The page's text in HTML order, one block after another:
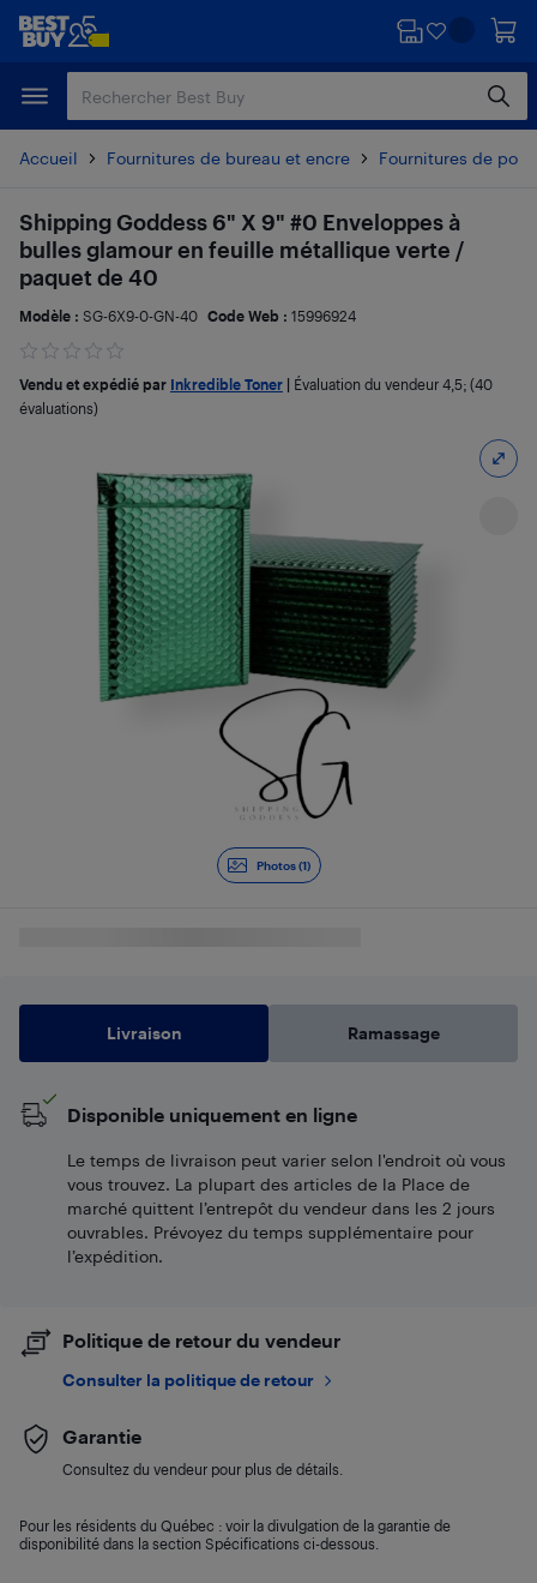
Passer
principal
Passer
Accueil Fournitures de bureau et encre Fournitures de
Photos (1)
Shipping Goddess 6" X 9" #0 Enveloppes à
bulles glamour en feuille métallique verte /
paquet de 40
Modèle : SG-6X9-0-GN-40 Code Web : 15996924
Vendu et expédié par Inkredible Toner Évaluation du vendeur 4,5; (40
évaluations)
Livraison Ramassage
Disponible uniquement en ligne
Le temps de livraison peut varier selon l'endroit où vous
vous trouvez. La plupart des articles de la Place de
marché quittent l’entrepôt du vendeur dans les 2 jours
ouvrables. Prévoyez du temps supplémentaire pour
l’expédition.
Politique de retour du vendeur
Consulter la politique de retour
Garantie
Consultez du vendeur pour plus de détails.
Pour les résidents du Québec : voir la divulgation de la garantie de
disponibilité dans la section Spécifications ci-dessous.